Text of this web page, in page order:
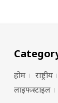
होम राष्ट्रीय
लाइफस्टाइल